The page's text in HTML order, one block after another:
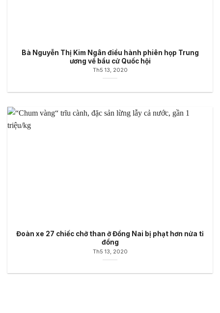
Bà Nguyễn Thị Kim Ngân điều hành phiên họp Trung
ương về bầu cử Quốc hội
Th5 13, 2020
Đoàn xe 27 chiếc chở than ở Đồng Nai bị phạt hơn nửa tỉ
đồng
Th5 13, 2020